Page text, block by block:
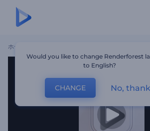
ホーム
Would you like to change Renderforest
to English?
CHANGE No,